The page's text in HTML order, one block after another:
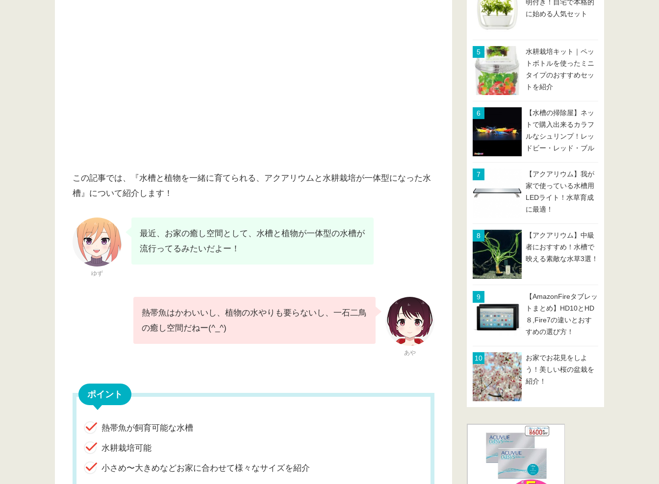
この記事では、『水槽と植物を一緒に育てられる、アクアリウムと水耕栽培が一体型になった水
槽』について紹介します！
ゆず
最近、お家の癒し空間として、水槽と植物が一体型の水槽が
流行ってるみたいだよー！
熱帯魚はかわいいし、植物の水やりも要らないし、一石二鳥
の癒し空間だねー(^_^)
あや
ポイント
熱帯魚が飼育可能な水槽
水耕栽培可能
小さめ〜大きめなどお家に合わせて様々なサイズを紹介
明付き！自宅で本格的
に始める人気セット
水耕栽培キット｜ペッ
トボトルを使ったミニ
タイプのおすすめセッ
トを紹介
【水槽の掃除屋】ネッ
トで購入出来るカラフ
ルなシュリンプ！レッ
ドビー・レッド・ブル
め
【アクアリウム】我が
家で使っている水槽用
LEDライト！水草育成
に最適！
【アクアリウム】中級
者におすすめ！水槽で
映える素敵な水草3選！
【AmazonFireタブレッ
トまとめ】HD10とHD
８,Fire7の違いとおす
すめの選び方！
お家でお花見をしよ
う！美しい桜の盆栽を
紹介！